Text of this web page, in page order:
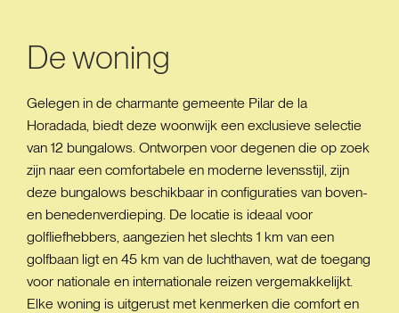
De woning
Gelegen in de charmante gemeente Pilar de la
Horadada, biedt deze woonwijk een exclusieve selectie
van 12 bungalows. Ontworpen voor degenen die op zoek
zijn naar een comfortabele en moderne levensstijl, zijn
deze bungalows beschikbaar in configuraties van boven-
en benedenverdieping. De locatie is ideaal voor
golfliefhebbers, aangezien het slechts 1 km van een
golfbaan ligt en 45 km van de luchthaven, wat de toegang
voor nationale en internationale reizen vergemakkelijkt.
Elke woning is uitgerust met kenmerken die comfort en